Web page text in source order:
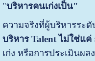
"บริหารคนเก่งเป็น"
ความจริงที่ผู้บริหารระ
บริหาร Talent ไม่ใช่แค่
เก่ง หรือการประเมินผ